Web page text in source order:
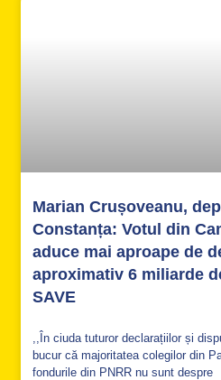
Marian Crușoveanu,
Constanța: Votul din
aduce mai aproape de
aproximativ 6 miliarde
SAVE
,,În ciuda tuturor declarațiilor și
bucur că majoritatea colegilor din
fondurile din PNRR nu sunt despre